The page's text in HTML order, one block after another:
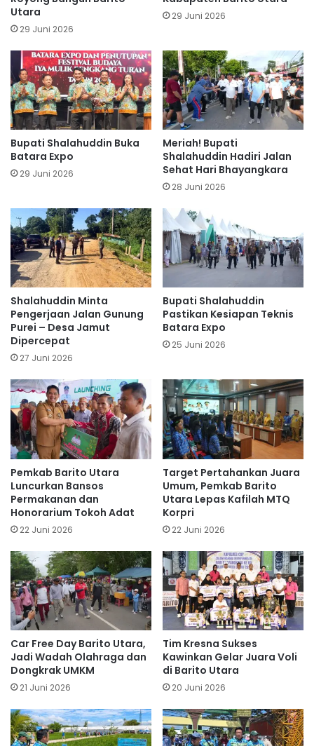
Utara
29 Juni 2026
29 Juni 2026
Bupati Shalahuddin Buka
Batara Expo
29 Juni 2026
Meriah! Bupati
Shalahuddin Hadiri Jalan
Sehat Hari Bhayangkara
28 Juni 2026
Shalahuddin Minta
Pengerjaan Jalan Gunung
Purei – Desa Jamut
Dipercepat
27 Juni 2026
Bupati Shalahuddin
Pastikan Kesiapan Teknis
Batara Expo
25 Juni 2026
Pemkab Barito Utara
Luncurkan Bansos
Permakanan dan
Honorarium Tokoh Adat
22 Juni 2026
Target Pertahankan Juara
Umum, Pemkab Barito
Utara Lepas Kafilah MTQ
Korpri
22 Juni 2026
Car Free Day Barito Utara,
Jadi Wadah Olahraga dan
Dongkrak UMKM
21 Juni 2026
Tim Kresna Sukses
Kawinkan Gelar Juara Voli
di Barito Utara
20 Juni 2026